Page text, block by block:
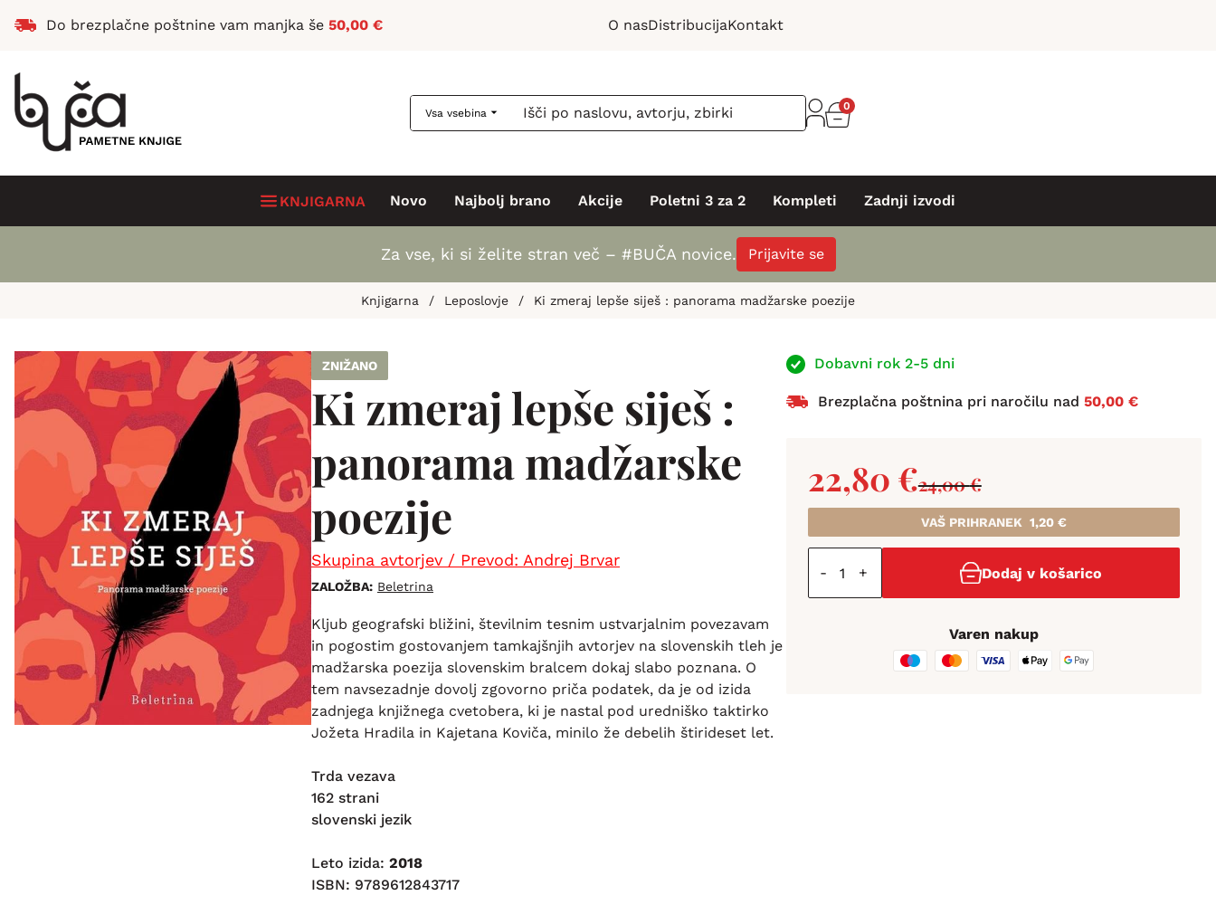
Do brezplačne poštnine vam manjka še 50,00 € O nasDistribucijaKontakt
Vsa vsebina
0
KNJIGARNA Novo Najbolj brano Akcije Poletni 3 za 2 Kompleti Zadnji izvodi
Za vse, ki si želite stran več – #BUČA novice. Prijavite se
Knjigarna / Leposlovje / Ki zmeraj lepše siješ : panorama madžarske poezije
ZNIŽANO
Ki zmeraj lepše siješ :
panorama madžarske
poezije
Skupina avtorjev / Prevod: Andrej Brvar
ZALOŽBA: Beletrina
Kljub geografski bližini, številnim tesnim ustvarjalnim povezavam
in pogostim gostovanjem tamkajšnjih avtorjev na slovenskih tleh je
madžarska poezija slovenskim bralcem dokaj slabo poznana. O
tem navsezadnje dovolj zgovorno priča podatek, da je od izida
zadnjega knjižnega cvetobera, ki je nastal pod uredniško taktirko
Jožeta Hradila in Kajetana Koviča, minilo že debelih štirideset let.
Trda vezava
162 strani
slovenski jezik
Leto izida: 2018
ISBN: 9789612843717
Dobavni rok 2-5 dni
Brezplačna poštnina pri naročilu nad 50,00 €
24,00€
22,80 €
VAŠ PRIHRANEK 1,20 €
- + Dodaj v košarico
Varen nakup